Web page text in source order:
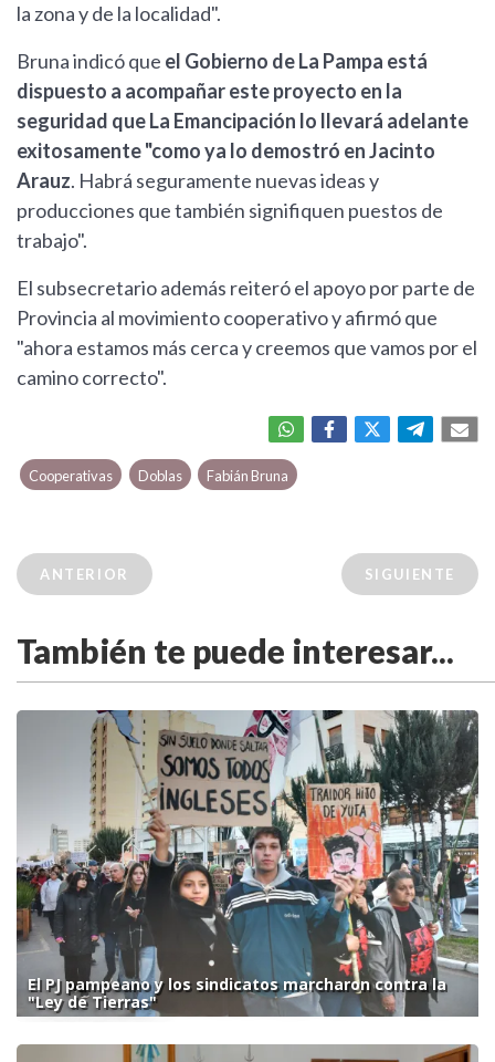
la zona y de la localidad".
Bruna indicó que el Gobierno de La Pampa está
dispuesto a acompañar este proyecto en la
seguridad que La Emancipación lo llevará adelante
exitosamente "como ya lo demostró en Jacinto
Arauz. Habrá seguramente nuevas ideas y
producciones que también signifiquen puestos de
trabajo".
El subsecretario además reiteró el apoyo por parte de
Provincia al movimiento cooperativo y afirmó que
"ahora estamos más cerca y creemos que vamos por el
camino correcto".
Cooperativas Doblas Fabián Bruna
ANTERIOR SIGUIENTE
También te puede interesar...
El PJ pampeano y los sindicatos marcharon contra la
"Ley de Tierras"